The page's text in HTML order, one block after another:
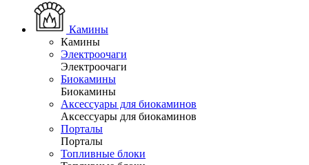
Камины
Камины
Электроочаги
Электроочаги
Биокамины
Биокамины
Аксессуары для биокаминов
Аксессуары для биокаминов
Порталы
Порталы
Топливные блоки